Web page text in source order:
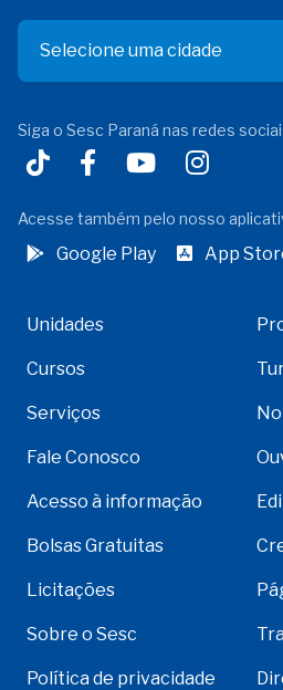
Selecione uma cidade
Siga o Sesc Paraná nas redes
Acesse também pelo nosso
Google Play App
Unidades
Cursos
Serviços
Fale Conosco
Acesso à informação
Bolsas Gratuitas
Licitações
Sobre o Sesc
Política de privacidade